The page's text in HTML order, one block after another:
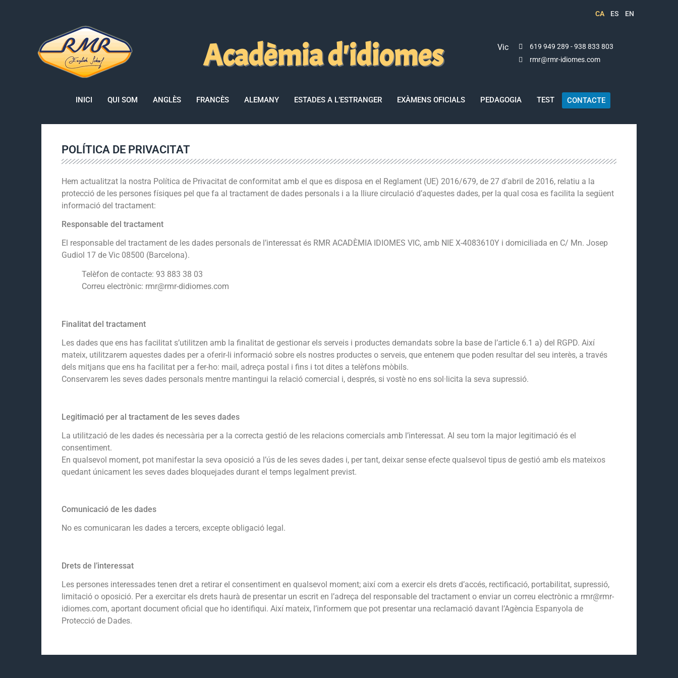
CA ES EN
Acadèmia d'idiomes Vic
619 949 289 - 938 833 803
rmr@rmr-idiomes.com
INICI QUI SOM ANGLÈS FRANCÈS ALEMANY ESTADES A L’ESTRANGER EXÀMENS OFICIALS PEDAGOGIA TEST CONTACTE
POLÍTICA DE PRIVACITAT
Hem actualitzat la nostra Política de Privacitat de conformitat amb el que es disposa en el Reglament (UE) 2016/679, de 27 d’abril de 2016, relatiu a la
protecció de les persones físiques pel que fa al tractament de dades personals i a la lliure circulació d’aquestes dades, per la qual cosa es facilita la següent
informació del tractament:
Responsable del tractament
El responsable del tractament de les dades personals de l’interessat és RMR ACADÈMIA IDIOMES VIC, amb NIE X-4083610Y i domiciliada en C/ Mn. Josep
Gudiol 17 de Vic 08500 (Barcelona).
Telèfon de contacte: 93 883 38 03
Correu electrònic: rmr@rmr-didiomes.com
Finalitat del tractament
Les dades que ens has facilitat s’utilitzen amb la finalitat de gestionar els serveis i productes demandats sobre la base de l’article 6.1 a) del RGPD. Així
mateix, utilitzarem aquestes dades per a oferir-li informació sobre els nostres productes o serveis, que entenem que poden resultar del seu interès, a través
dels mitjans que ens ha facilitat per a fer-ho: mail, adreça postal i fins i tot dites a telèfons mòbils.
Conservarem les seves dades personals mentre mantingui la relació comercial i, després, si vostè no ens sol·licita la seva supressió.
Legitimació per al tractament de les seves dades
La utilització de les dades és necessària per a la correcta gestió de les relacions comercials amb l’interessat. Al seu torn la major legitimació és el
consentiment.
En qualsevol moment, pot manifestar la seva oposició a l’ús de les seves dades i, per tant, deixar sense efecte qualsevol tipus de gestió amb els mateixos
quedant únicament les seves dades bloquejades durant el temps legalment previst.
Comunicació de les dades
No es comunicaran les dades a tercers, excepte obligació legal.
Drets de l’interessat
Les persones interessades tenen dret a retirar el consentiment en qualsevol moment; així com a exercir els drets d’accés, rectificació, portabilitat, supressió,
limitació o oposició. Per a exercitar els drets haurà de presentar un escrit en l’adreça del responsable del tractament o enviar un correu electrònic a rmr@rmr-
idiomes.com, aportant document oficial que ho identifiqui. Així mateix, l’informem que pot presentar una reclamació davant l’Agència Espanyola de
Protecció de Dades.